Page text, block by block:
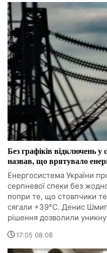
Без графіків відключень
назвав, що врятувало
Енергосистема України
серпневої спеки без
попри те, що стовпчики
сягали +39°C. Денис
рішення дозволили
17:05 08.08